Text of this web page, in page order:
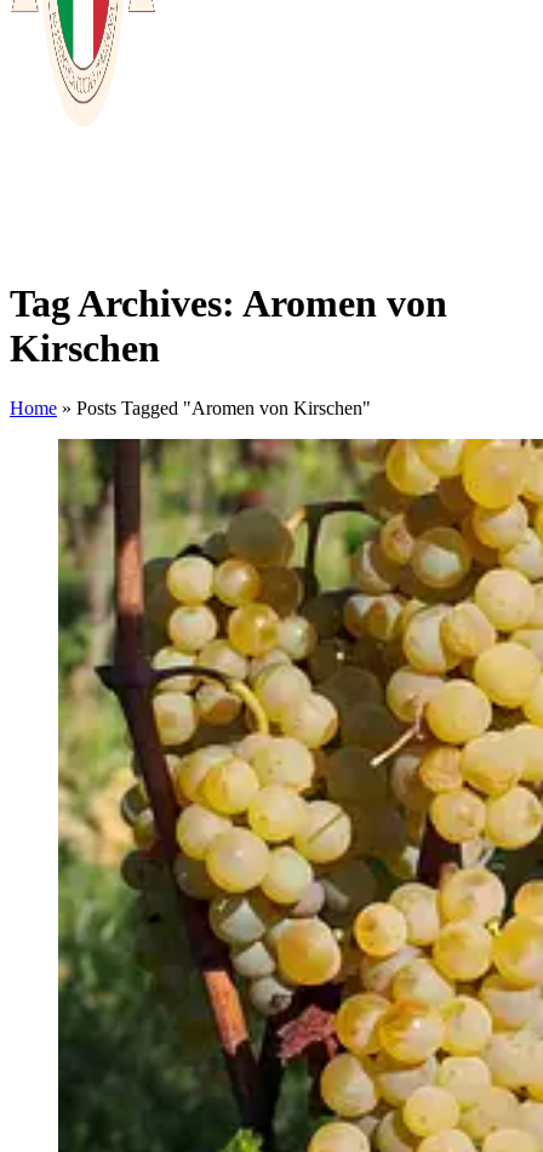
Tag Archives: Aromen von
Kirschen
Home » Posts Tagged "Aromen von Kirschen"